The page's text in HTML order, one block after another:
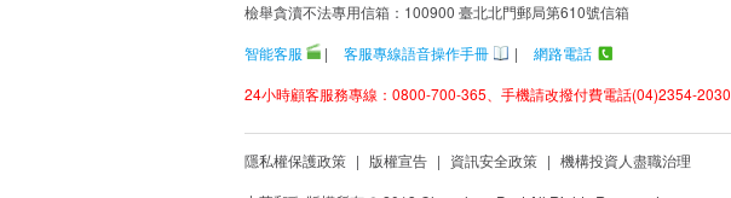
檢舉貪瀆不法專用信箱：100900 臺北北門郵局第610號信箱
智能客服
| 客服專線語音操作手冊 |
網路電話
24小時顧客服務專線：0800-700-365、手機請改撥付費電話(04)2354-2030
隱私權保護政策 | 版權宣告 | 資訊安全政策 | 機構投資人盡職治理